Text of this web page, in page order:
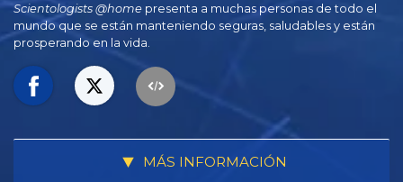
Scientologists @home presenta a muchas personas de todo el
mundo que se están manteniendo seguras, saludables y están
prosperando en la vida.
MÁS INFORMACIÓN